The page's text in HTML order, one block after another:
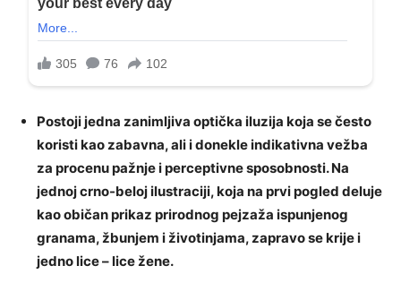
Postoji jedna zanimljiva optička iluzija koja se često
koristi kao zabavna, ali i donekle indikativna vežba
za procenu pažnje i perceptivne sposobnosti. Na
jednoj crno-beloj ilustraciji, koja na prvi pogled deluje
kao običan prikaz prirodnog pejzaža ispunjenog
granama, žbunjem i životinjama, zapravo se krije i
jedno lice – lice žene.